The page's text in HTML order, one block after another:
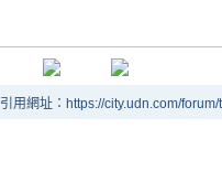
引用網址：https://city.udn.com/